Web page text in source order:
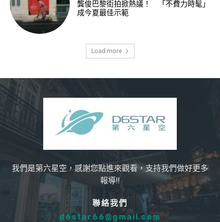
龔俊巴黎街拍掀熱議！ 「不費力時髦」
成今夏最佳示範
Load more
我們是第六星空，感謝您點進來觀看，支持我們做好更多
報導!!
聯絡我們
d6star66@gmail.com